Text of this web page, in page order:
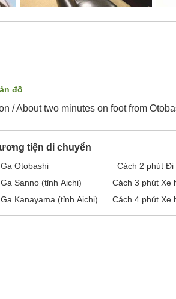
đồ
/ About two minutes on foot from
tiện di chuyển
Ga Otobashi Cách 2 phút Đi
Ga Sanno (tỉnh Aichi)
Cách 3 phút Xe
Ga Kanayama (tỉnh Aichi)
Cách 4phút Xe